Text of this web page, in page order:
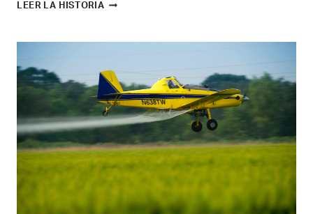
LEER LA HISTORIA EXPLORANDO
Y
DE
LA
AERONAVE
AGRÍCOLA